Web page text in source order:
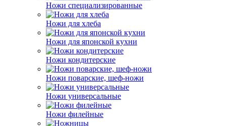
Ножи специализированные
Ножи для хлеба
Ножи для японской кухни
Ножи кондитерские
Ножи поварские, шеф-ножи
Ножи универсальные
Ножи филейные